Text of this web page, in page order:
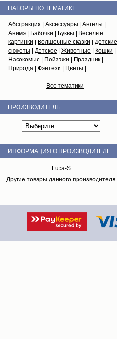
НАБОРЫ ПО ТЕМАТИКЕ
Абстракция Аксессуары Ангелы
Анимэ
Бабочки Буквы
Веселые
картинки
Волшебные сказки
Детские
сюжеты
Детское Животные Кошки
Насекомые
Пейзажи Праздник
Природа
Фэнтези Цветы | ...
Все тематики
ПРОИЗВОДИТЕЛЬ
ИНФОРМАЦИЯ О ПРОИЗВОДИТЕЛЕ
Luca-S
Другие товары данного производителя